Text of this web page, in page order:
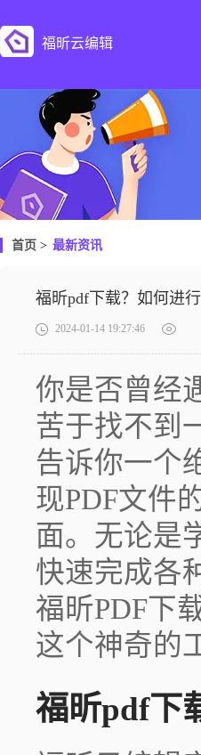
福昕云编辑
首页 > 最新资讯
福昕pdf下载？如何进行
2024-01-14 19:27:46
你是否曾经
苦于找不到
告诉你一个
现PDF文件
面。无论是
快速完成各
福昕PDF下
这个神奇的
福昕pdf下